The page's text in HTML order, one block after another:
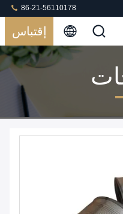
86-21-56110178
إقتباس